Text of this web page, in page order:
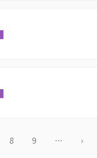
Page
8 Page
9 …
次›